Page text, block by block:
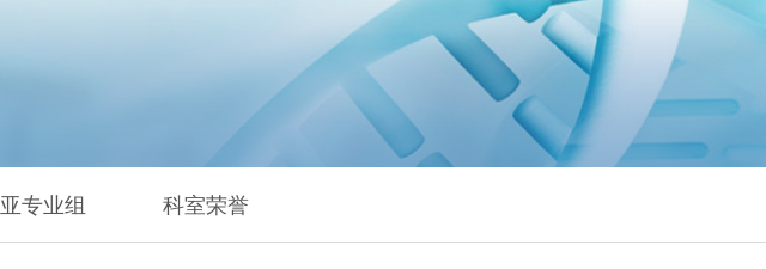
亚专业组 科室荣誉